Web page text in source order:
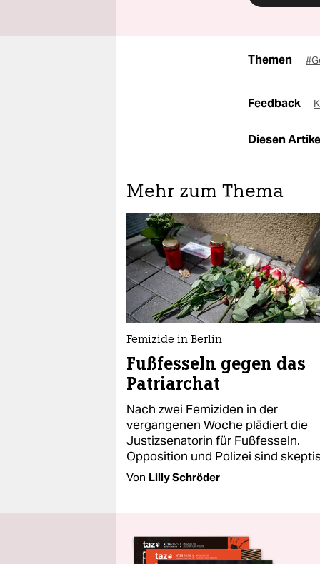
Themen
Feedback
Diesen
Mehr zum Thema
Femizide in Berlin
Fußfesseln gegen das
Patriarchat
Nach zwei Femiziden in der
vergangenen Woche plädiert die
Justiz­senatorin für Fußfesseln.
Opposition und Polizei sind
Von Lilly Schröder